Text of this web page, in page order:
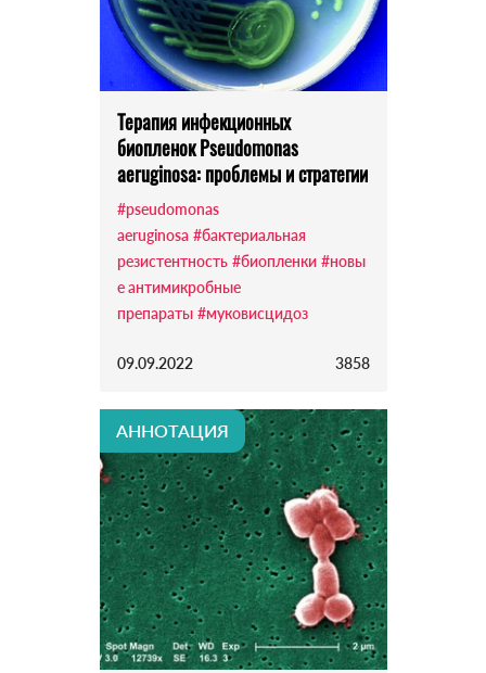
Терапия инфекционных
биопленок Pseudomonas
aeruginosa: проблемы и стратегии
#pseudomonas
aeruginosa #бактериальная
резистентность #биопленки #новы
е антимикробные
препараты #муковисцидоз
09.09.2022 3858
АННОТАЦИЯ